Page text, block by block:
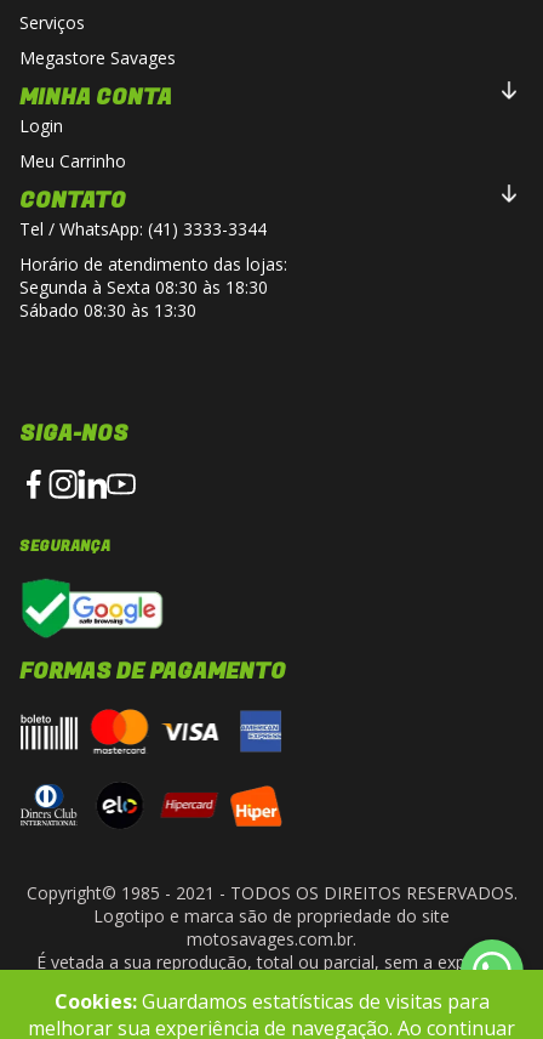
Serviços
Megastore Savages
MINHA CONTA
Login
Meu Carrinho
CONTATO
Tel / WhatsApp: (41) 3333-3344
Horário de atendimento das lojas:
Segunda à Sexta 08:30 às 18:30
Sábado 08:30 às 13:30
SIGA-NOS
SEGURANÇA
FORMAS DE PAGAMENTO
Copyright© 1985 - 2021 - TODOS OS DIREITOS RESERVADOS.
Logotipo e marca são de propriedade do site
motosavages.com.br.
É vetada a sua reprodução, total ou parcial, sem a expressa
- CNPJ: 10.927.924/0001-91
Cookies:Guardamos estatísticas de visitas para
melhorar sua experiência de navegação. Ao continuar